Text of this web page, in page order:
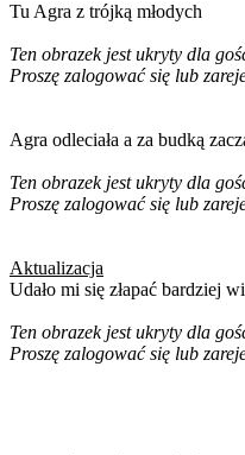
Tu Agra z trójką młodych
Ten obrazek jest ukryty dla
Proszę zalogować się lub
Agra odleciała a za budką
Ten obrazek jest ukryty dla
Proszę zalogować się lub
Aktualizacja
Udało mi się złapać bardziej
Ten obrazek jest ukryty dla
Proszę zalogować się lub